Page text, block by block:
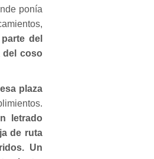
ponía
del
del coso
plaza
letrado
de ruta
Un